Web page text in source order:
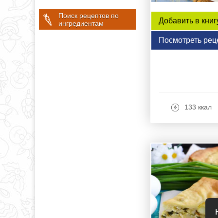
Поиск рецептов по
ингредиентам
Добавить в
Посмотреть
133 ккал